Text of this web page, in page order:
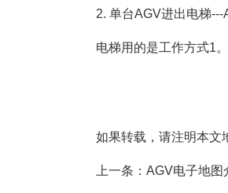
2. 单台AGV进出电梯---
电梯用的是工作方式1。
如果转载，请注明本文
上一条： AGV电子地图